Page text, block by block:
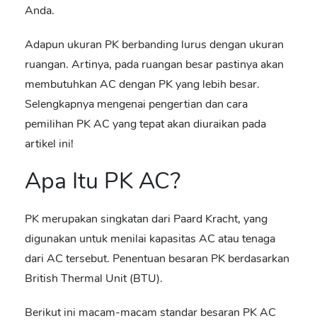
Anda.
Adapun ukuran PK berbanding lurus dengan ukuran
ruangan. Artinya, pada ruangan besar pastinya akan
membutuhkan AC dengan PK yang lebih besar.
Selengkapnya mengenai pengertian dan cara
pemilihan PK AC yang tepat akan diuraikan pada
artikel ini!
Apa Itu PK AC?
PK merupakan singkatan dari Paard Kracht, yang
digunakan untuk menilai kapasitas AC atau tenaga
dari AC tersebut. Penentuan besaran PK berdasarkan
British Thermal Unit (BTU).
Berikut ini macam-macam standar besaran PK AC